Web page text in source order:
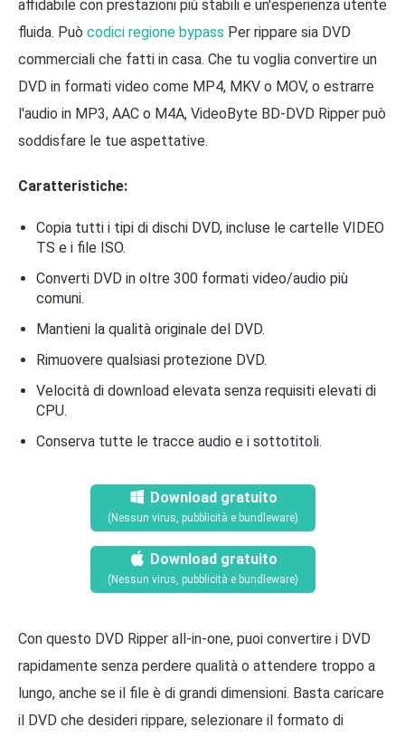
affidabile con prestazioni più stabili e un'esperienza utente
fluida. Può codici regione bypass Per rippare sia DVD
commerciali che fatti in casa. Che tu voglia convertire un
DVD in formati video come MP4, MKV o MOV, o estrarre
l'audio in MP3, AAC o M4A, VideoByte BD-DVD Ripper può
soddisfare le tue aspettative.
Caratteristiche:
Copia tutti i tipi di dischi DVD, incluse le cartelle VIDEO
TS e i file ISO.
Converti DVD in oltre 300 formati video/audio più
comuni.
Mantieni la qualità originale del DVD.
Rimuovere qualsiasi protezione DVD.
Velocità di download elevata senza requisiti elevati di
CPU.
Conserva tutte le tracce audio e i sottotitoli.
Download gratuito
(Nessun virus, pubblicità e bundleware)
Download gratuito
(Nessun virus, pubblicità e bundleware)
Con questo DVD Ripper all-in-one, puoi convertire i DVD
rapidamente senza perdere qualità o attendere troppo a
lungo, anche se il file è di grandi dimensioni. Basta caricare
il DVD che desideri rippare, selezionare il formato di